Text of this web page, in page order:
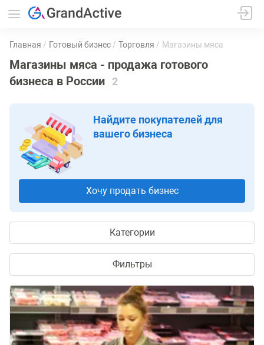
Главная Готовый бизнес Торговля Магазины мяса
Магазины мяса - продажа готового
бизнеса в России
2
Найдите покупателей для
вашего бизнеса
Хочу продать бизнес
Категории
Фильтры